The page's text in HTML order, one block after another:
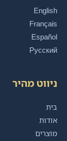
English
Français
Español
Русский
ניווט מהיר
בית
אודות
מוצרים